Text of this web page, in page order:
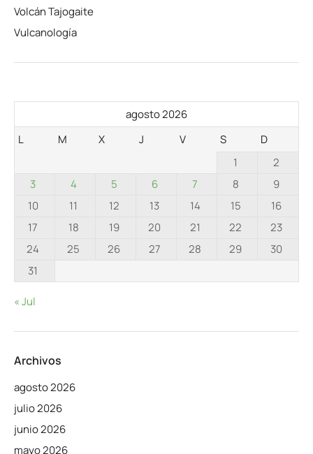
Volcán Tajogaite
Vulcanología
agosto 2026
L
M X J V S
D
1
2
3
4 5 6 7 8
9
10
11 12 13 14 15
16
17
18 19 20 21 22
23
24
25 26 27 28 29
30
31
« Jul
Archivos
agosto 2026
julio 2026
junio 2026
mayo 2026